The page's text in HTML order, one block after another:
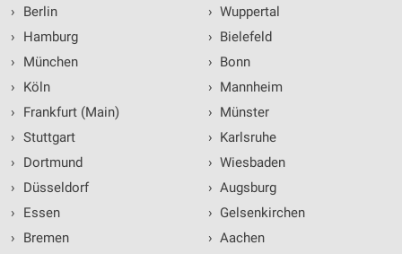
›
Berlin
›
Hamburg
›
München
›
Köln
›
Frankfurt (Main)
› Stuttgart
›
Dortmund
›
Düsseldorf
›
Essen
›
Bremen
› Wuppertal
› Bielefeld
› Bonn
› Mannheim
› Münster
› Karlsruhe
› Wiesbaden
› Augsburg
› Gelsenkirchen
› Aachen